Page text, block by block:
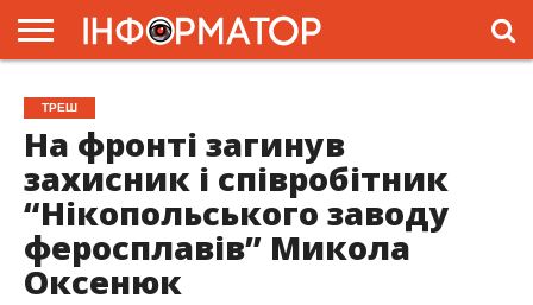
ГОЛОВНА
ЖИТТЯ
ВЛАДА
ГРОШІ
ТРЕШ
ПРЕС-
РЕЛІЗИ
РЕКЛАМА
ПРОЕКТИ
ТРЕШ
На фронті загинув
захисник і співробітник
“Нікопольського заводу
феросплавів” Микола
Оксенюк